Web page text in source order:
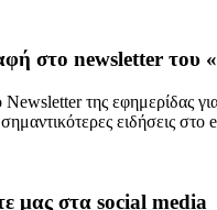
στο newsletter του
Newsletter της εφημερίδας
ειδήσεις στο
μας στα social media